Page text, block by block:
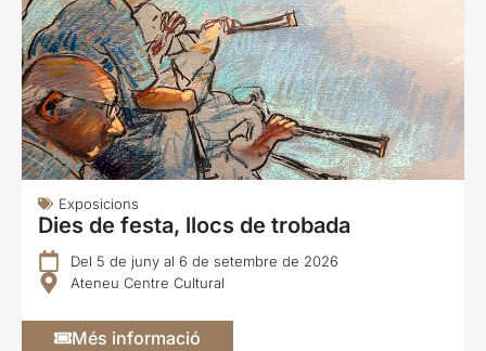
Exposicions
Dies de festa, llocs de trobada
Del 5 de juny al 6 de setembre de 2026
Ateneu Centre Cultural
Més informació